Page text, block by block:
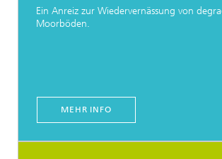
Ein Anreiz zur Wiedervernässung von
Moorböden.
MEHR INFO